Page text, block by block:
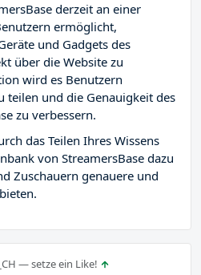
derzeit an einer
ermöglicht,
und Gadgets des
über die Website zu
wird es Benutzern
teilen und die Genauigkeit des
zu verbessern.
das Teilen Ihres Wissens
von StreamersBase dazu
Zuschauern genauere und
— setze ein Like!